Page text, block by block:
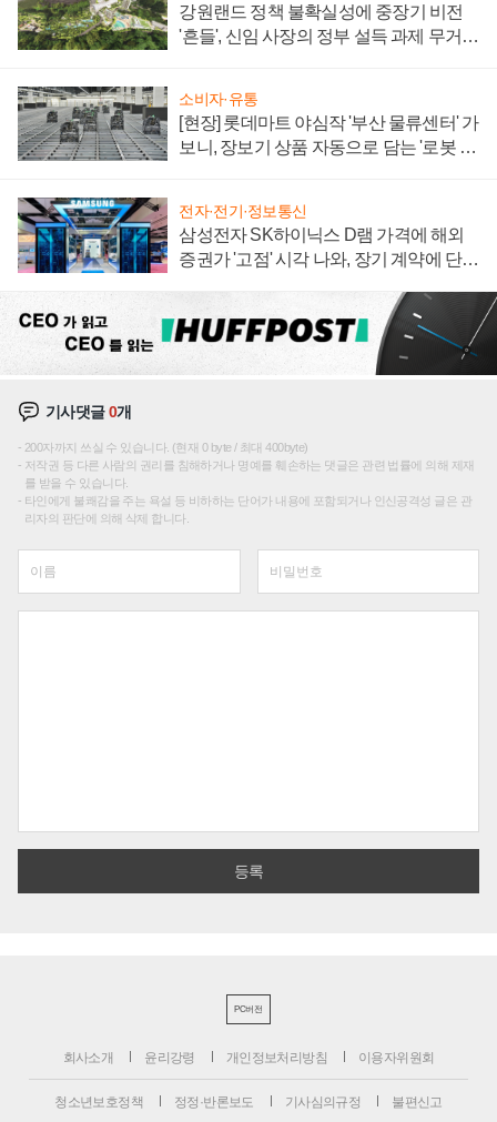
강원랜드 정책 불확실성에 중장기 비전
'흔들', 신임 사장의 정부 설득 과제 무거워
소비자·유통
[현장] 롯데마트 야심작 '부산 물류센터' 가
보니, 장보기 상품 자동으로 담는 '로봇 40
전자·전기·정보통신
삼성전자 SK하이닉스 D램 가격에 해외
증권가 '고점' 시각 나와, 장기 계약에 단점
기사댓글0개
200자까지 쓰실 수 있습니다. (현재 0 byte / 최대 400byte)
저작권 등 다른 사람의 권리를 침해하거나 명예를 훼손하는 댓글은 관련 법률에 의해 제재
를 받을 수 있습니다.
타인에게 불쾌감을 주는 욕설 등 비하하는 단어가 내용에 포함되거나 인신공격성 글은 관
리자의 판단에 의해 삭제 합니다.
PC버전
회사소개 윤리강령 개인정보처리방침 이용자위원회
청소년보호정책 정정·반론보도 기사심의규정 불편신고